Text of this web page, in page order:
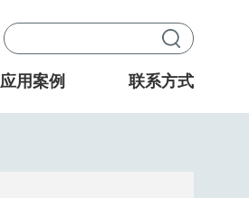
应用案例 联系方式